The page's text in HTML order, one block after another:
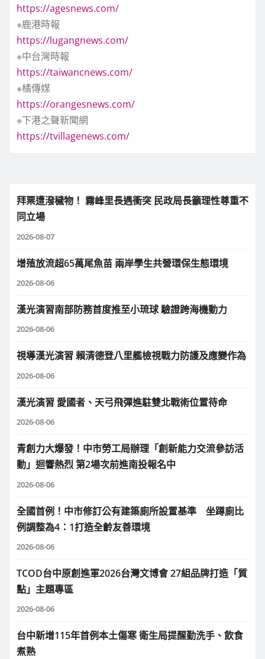
https://agesnews.com/
※鹿港時報
https://lugangnews.com/
※中台灣時報
https://taiwancnews.com/
※橘傳媒
https://orangesnews.com/
※下港之聲新聞網
https://tvillagenews.com/
拜票遭潑穢物！ 霧峰里長遇衝突 民政局長籲理性尊重不
同立場
2026-08-07
增殖放流超65萬尾魚苗 兩岸學生共營環保生態環境
2026-08-06
漢光演習南部防務首度推至小琉球 驗證跨海機動力
2026-08-06
視導漢光演習 賴清德登八里艦檢視戰力防護及應變作為
2026-08-06
漢光演習 愛國者、天弓飛彈進駐雙北戰術位置待命
2026-08-06
青創力大爆發！中市勞工局辦理「創新能力交流參訪活
動」迴響熱烈 第2場次前進南投報名中
2026-08-06
全國首例！中市修訂公有建築廁所設置基準 坐蹲廁比
例調整為4：1打造全齡友善環境
2026-08-06
TCOD台中原創進軍2026台灣文博會 27組品牌打造「質
點」主題專區
2026-08-06
台中新增115年首例本土傷寒 衛生局提醒勤洗手、飲食
煮熟